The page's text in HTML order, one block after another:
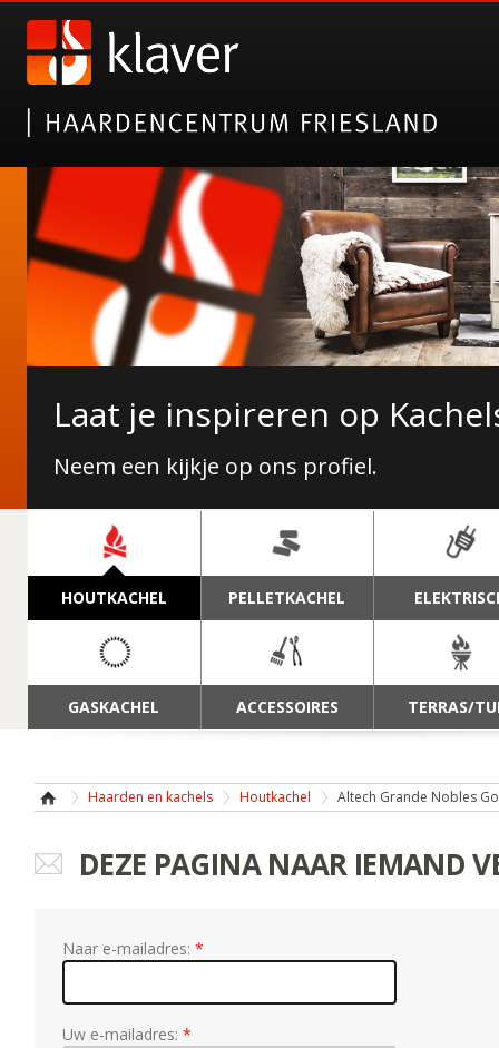
Nieuwe collectie
Janco de Jong!
Laat je inspireren op
Neem een kijkje op ons profiel.
NAVIGATIE
HOUTKACHEL PELLETKACHEL
GASKACHEL ACCESSOIRES TERRAS/
Haarden en kachels Houtkachel Altech Grande Nobles
DEZE PAGINA NAAR IEMAND
Naar e-mailadres:
Uw e-mailadres: